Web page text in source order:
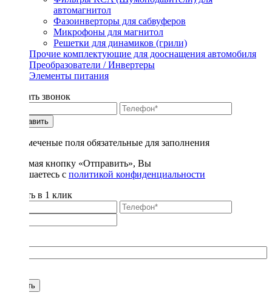
автомагнитол
Фазоинверторы для сабвуферов
Микрофоны для магнитол
Решетки для динамиков (грили)
Прочие комплектующие для дооснащения автомобиля
Преобразователи / Инвертеры
Элементы питания
Заказать звонок
Отправить
* - отмеченые поля обязательные для заполнения
Нажимая кнопку «Отправить», Вы
соглашаетесь с политикой конфиденциальности
Купить в 1 клик
Купить